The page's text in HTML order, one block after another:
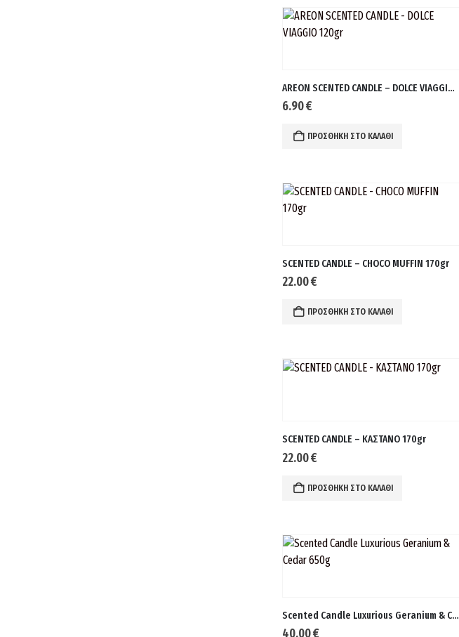
AREON SCENTED CANDLE – DOLCE VIAGGIO 120gr
6.90€
ΠΡΟΣΘΉΚΗ ΣΤΟ ΚΑΛΆΘΙ
SCENTED CANDLE – CHOCO MUFFIN 170gr
22.00€
ΠΡΟΣΘΉΚΗ ΣΤΟ ΚΑΛΆΘΙ
SCENTED CANDLE – ΚΑΣΤΑΝΟ 170gr
22.00€
ΠΡΟΣΘΉΚΗ ΣΤΟ ΚΑΛΆΘΙ
Scented Candle Luxurious Geranium & Cedar 650g
40.00€